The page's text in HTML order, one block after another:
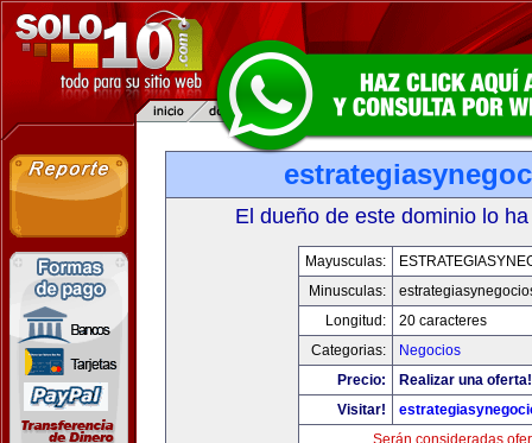
El dueño de este dominio lo
Mayusculas:
Minusculas:
Longitud:
20 caracteres
Categorias:
Negocios
Precio:
Realizar una oferta!
Visitar!
Serán consideradas